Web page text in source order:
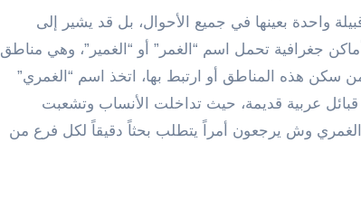
واحدة بعينها في جميع الأحوال، بل قد يشير إلى
جغرافية تحمل اسم “الغمر” أو “الغمير”، وهي مناطق
سكن هذه المناطق أو ارتبط بها، اتخذ اسم “الغمري”
عربية قديمة، حيث تداخلت الأنساب وتشعبت
الغمري وش يرجعون أمراً يتطلب بحثاً دقيقاً لكل فرع من